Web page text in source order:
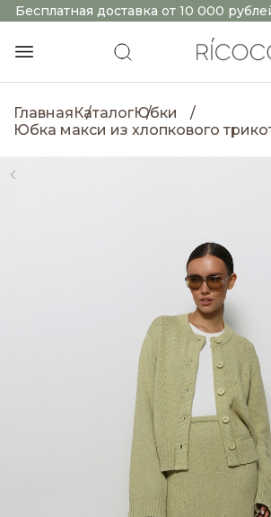
Бесплатная доставка от 10 000
ГлавнаяКаталогЮбки
Юбка макси из хлопкового